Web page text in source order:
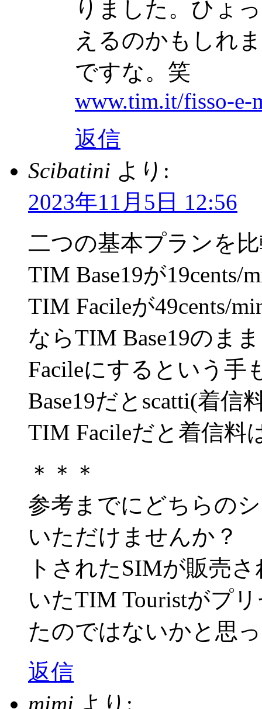
りました。ひょ
えるのかもしれ
ですな。笑
www.tim.it/fisso-
返信
Scibatini より:
2023年11月5日 12:56
二つの基本プランを
TIM Base19が
TIM Facileが49cents/
ならTIM Base19のま
Facileにするという
Base19だとscatti(着信
TIM Facileだと着信料
＊＊＊
参考までにどちらの
いただけませんか？
トされたSIMが販売
いたTIM Touristがプ
たのではないかと思
返信
mimi より: